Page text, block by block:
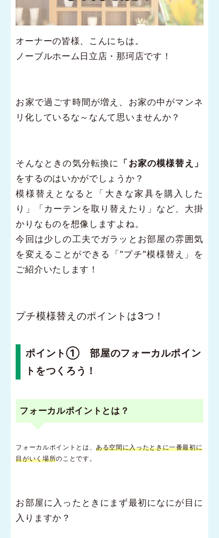
オーナーの皆様、こんにちは。
ノーブルホーム日立店・那珂店です！
お家で過ごす時間が増え、お家の中がマンネ
リ化しているな～なんて思いませんか？
そんなときの気分転換に
「お家の模様替え」
をするのはいかがでしょうか？
模様替えとなると「大きな家具を購入した
り」「カーテンを取り替えたり」など、大掛
かりなものを想像しますよね。
今回は少しの工夫でガラッとお部屋の雰囲気
を変えることができる「”プチ”模様替え」を
ご紹介いたします！
プチ模様替えのポイントは3つ！
ポイント① 部屋のフォーカルポイン
トをつくろう！
フォーカルポイントとは？
フォーカルポイントとは、ある空間に入ったときに一番最初に
目がいく場所のことです。
お部屋に入ったときにまず最初になにが目に
入りますか？